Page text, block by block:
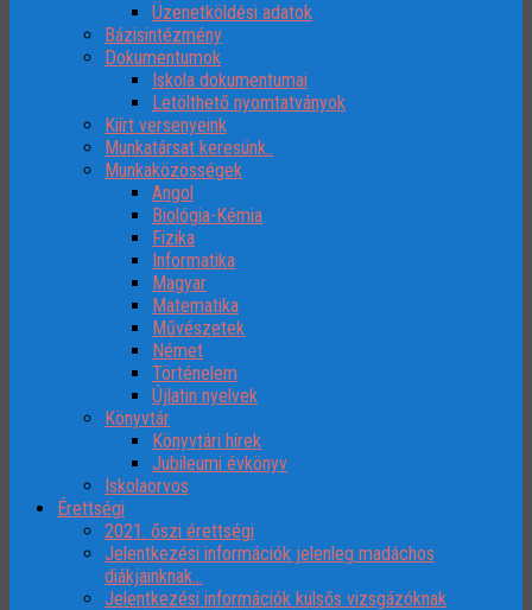
Üzenetköldési adatok
Bázisintézmény
Dokumentumok
Iskola dokumentumai
Letölthető nyomtatványok
Kiírt versenyeink
Munkatársat keresünk..
Munkaközösségek
Angol
Biológia-Kémia
Fizika
Informatika
Magyar
Matematika
Művészetek
Német
Történelem
Újlatin nyelvek
Könyvtár
Könyvtári hírek
Jubileumi évkönyv
Iskolaorvos
Érettségi
2021. őszi érettségi
Jelentkezési információk jelenleg madáchos
diákjainknak…
Jelentkezési információk külsős vizsgázóknak